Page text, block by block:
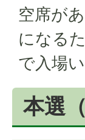
空席が
になる
で入場
本選